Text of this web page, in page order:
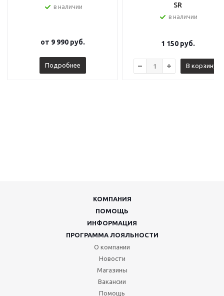
в наличии
от 9 990 руб.
Подробнее
SR
в наличии
1 150руб.
В корзину
КОМПАНИЯ
ПОМОЩЬ
ИНФОРМАЦИЯ
ПРОГРАММА ЛОЯЛЬНОСТИ
О компании
Новости
Магазины
Вакансии
Помощь